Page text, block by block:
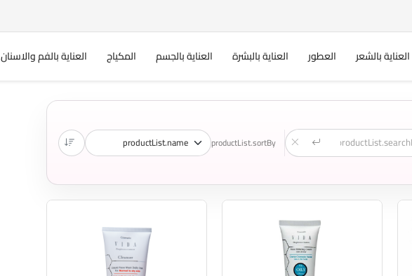
العناية بالشعر العطور العناية بالبشرة العناية بالجسم المكياج العناية بالفم والاسنان
productList.sortBy